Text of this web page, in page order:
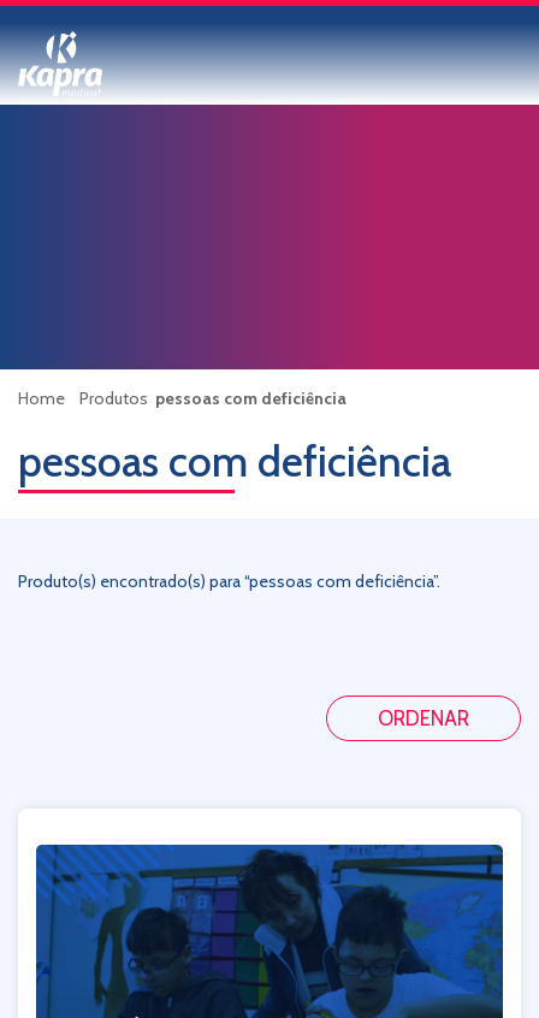
Home Produtos pessoas com deficiência
pessoas com deficiência
Produto(s) encontrado(s) para “pessoas com deficiência”.
ORDENAR
De Z-A